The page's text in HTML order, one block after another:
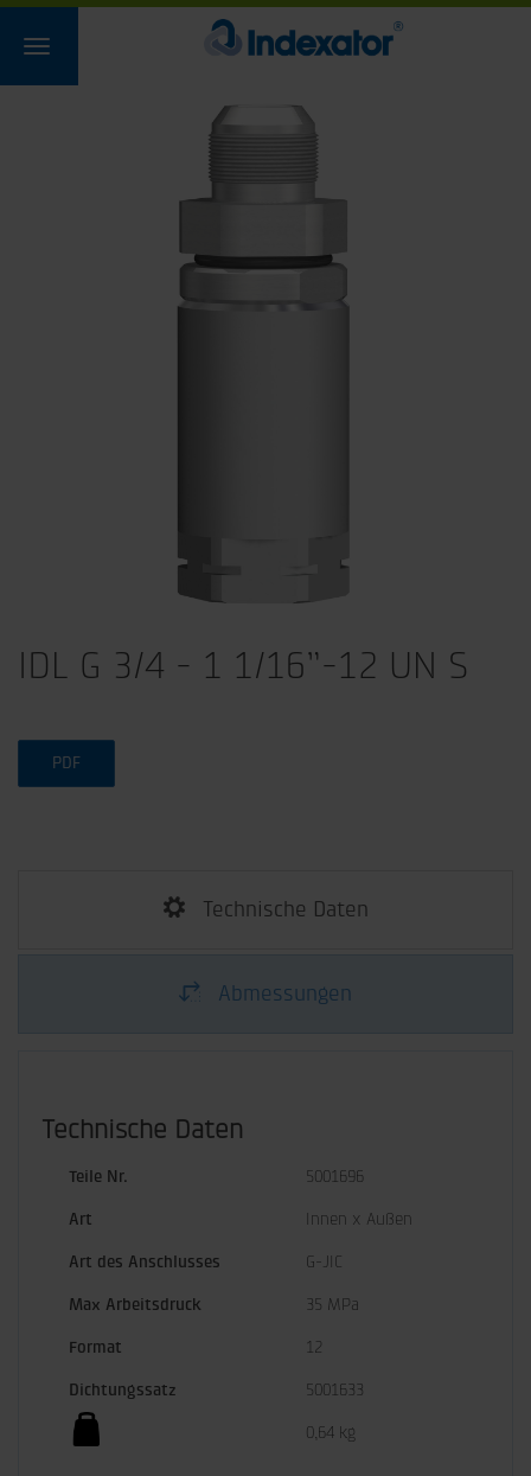
IDL G 3/4 - 1 1/16”-12 UN S
PDF
Technische Daten
Abmessungen
Technische Daten
Teile Nr. 5001696
Art Innen x Außen
Art des Anschlusses G-JIC
Max Arbeitsdruck 35 MPa
Format 12
Dichtungssatz 5001633
0,64 kg